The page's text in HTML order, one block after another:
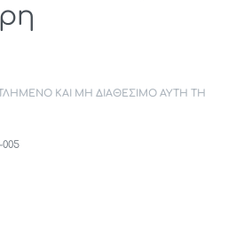
ΚΑΙ ΜΗ ΔΙΑΘΈΣΙΜΟ ΑΥΤΉ ΤΗ